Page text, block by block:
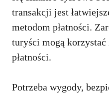
transakcji jest
metodom płatności.
turyści mogą
płatności.
Potrzeba wygody,